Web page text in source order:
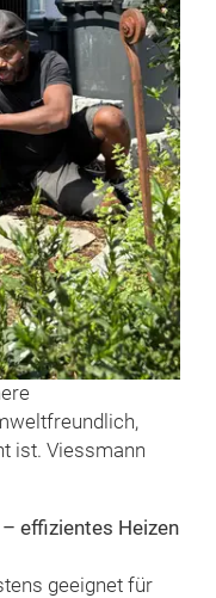
ist. Viessmann
effizientes Heizen
geeignet für